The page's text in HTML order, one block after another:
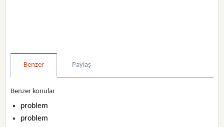
Benzer Paylaş
Benzer konular
problem
problem